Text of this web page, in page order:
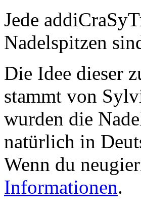
Jede
Nadelspitzen
Die Idee dieser
stammt von
wurden die
natürlich in
Wenn du
Informationen.